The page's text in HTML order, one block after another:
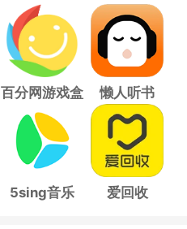
百分网游戏盒
子
懒人听书
5sing音乐 爱回收